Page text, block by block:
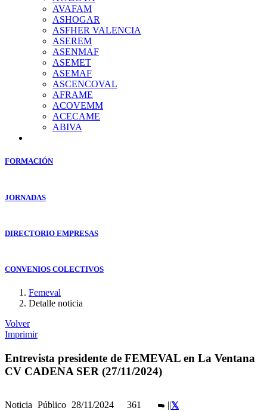
AVAFAM
ASHOGAR
ASFHER VALENCIA
ASEREM
ASENMAF
ASEMET
ASEMAF
ASCENCOVAL
AFRAME
ACOVEMM
ACECAME
ABIVA
FORMACIÓN
JORNADAS
DIRECTORIO EMPRESAS
CONVENIOS COLECTIVOS
Femeval
Detalle noticia
Volver
Imprimir
Entrevista presidente de FEMEVAL en La Ventana
CV CADENA SER (27/11/2024)
Noticia Público 28/11/2024 361 ||